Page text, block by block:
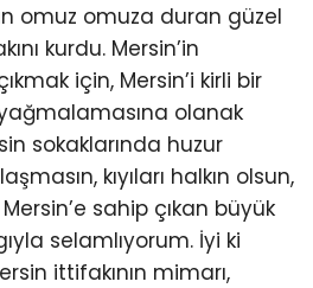
omuz omuza duran güzel
kurdu. Mersin’in
için, Mersin’i kirli bir
olanak
sokaklarında huzur
kıyıları halkın olsun,
sahip çıkan büyük
selamlıyorum. İyi ki
ittifakının mimarı,